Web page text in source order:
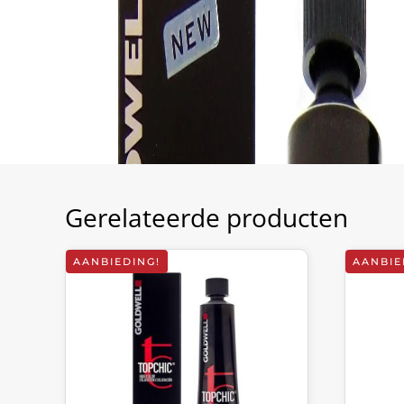
Gerelateerde producten
AANBIEDING!